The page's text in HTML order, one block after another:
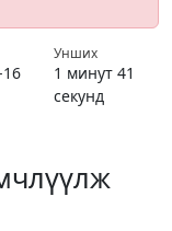
Унших
1 минут 41
секунд